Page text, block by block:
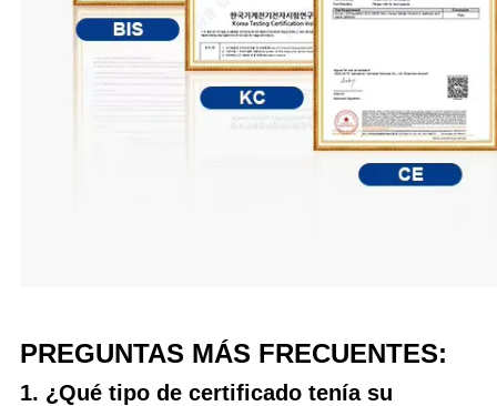
PREGUNTAS MÁS FRECUENTES:
1. ¿Qué tipo de certificado tenía su